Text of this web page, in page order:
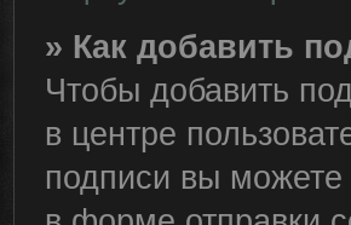
» Как добавить
Чтобы добавить
в центре
подписи вы